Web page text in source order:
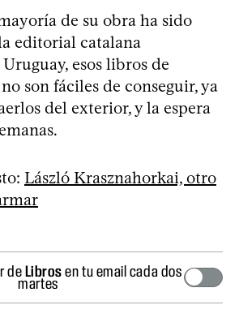
de su obra ha sido
editorial catalana
esos libros de
son fáciles de conseguir, ya
del exterior, y la espera
László Krasznahorkai, otro
deLibrosen tu email cada dos
martes